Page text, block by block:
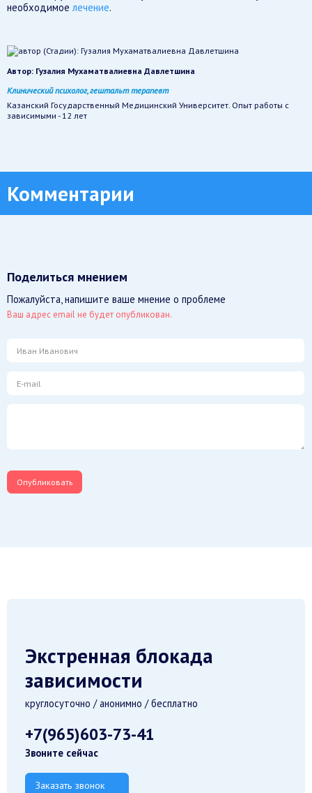
необходимое лечение.
Автор: Гузалия Мухаматвалиевна Давлетшина
Клинический психолог, гештальт терапевт
Казанский Государственный Медицинский Университет. Опыт работы с
зависимыми - 12 лет
Комментарии
Поделиться мнением
Пожалуйста, напишите ваше мнение о проблеме
Ваш адрес email не будет опубликован.
Экстренная блокада
зависимости
круглосуточно / анонимно / бесплатно
+7(965)603-73-41
Звоните сейчас
Заказать звонок